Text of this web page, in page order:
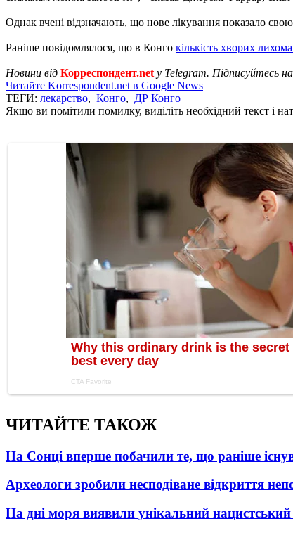
Однак вчені відзначають, що нове лікування показало
Раніше повідомлялося, що в Конго кількість хворих
Новини від Корреспондент.net у Telegram. Підписуйтесь
Читайте Korrespondent.net в Google News
ТЕГИ: лекарство, Конго, ДР Конго
Якщо ви помітили помилку, виділіть необхідний текст і
ЧИТАЙТЕ ТАКОЖ
На Сонці вперше побачили те, що раніше
Археологи зробили несподіване відкриття
На дні моря виявили унікальний